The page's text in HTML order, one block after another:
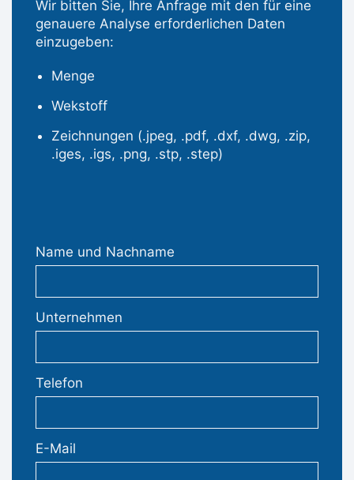
Wir bitten Sie, Ihre Anfrage mit den für eine
genauere Analyse erforderlichen Daten
einzugeben:
Menge
Wekstoff
Zeichnungen (.jpeg, .pdf, .dxf, .dwg, .zip,
.iges, .igs, .png, .stp, .step)
Name und Nachname
Unternehmen
Telefon
E-Mail